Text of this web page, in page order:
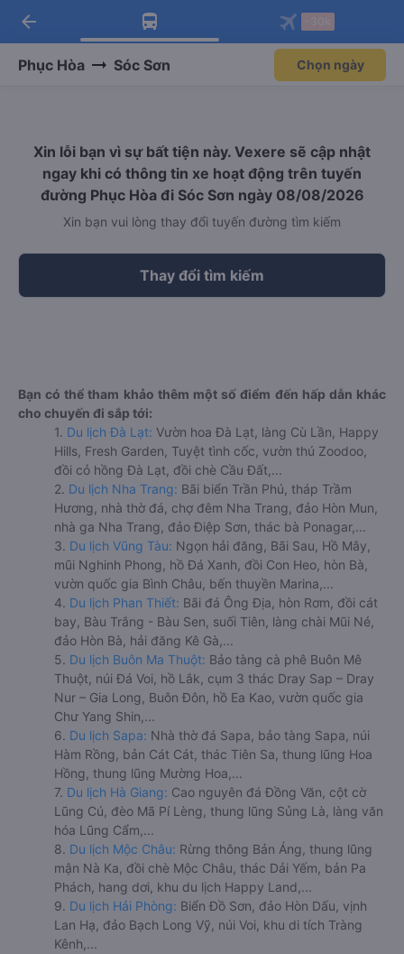
Tải app Vexere ngay!
Nhận ưu đãi thành viên độc
Mở app
Tải app Vexere
-30k/ghế khi đặt vé máy bay qua
Mở app
arrow_back
Phục Hòa Sóc Sơn Chọn ngày
Xin lỗi bạn vì sự bất tiện này. Vexere sẽ cập nhật
ngay khi có thông tin xe hoạt động trên tuyến
đường Phục Hòa đi Sóc Sơn ngày 08/08/2026
Xin bạn vui lòng thay đổi tuyến đường tìm kiếm
Thay đổi tìm kiếm
Bạn có thể tham khảo thêm một số điểm đến hấp dẫn khác
cho chuyến đi sắp tới:
1. Du lịch Đà Lạt: Vườn hoa Đà Lạt, làng Cù Lần, Happy
Hills, Fresh Garden, Tuyệt tình cốc, vườn thú Zoodoo,
đồi cỏ hồng Đà Lạt, đồi chè Cầu Đất,...
2. Du lịch Nha Trang: Bãi biển Trần Phú, tháp Trầm
Hương, nhà thờ đá, chợ đêm Nha Trang, đảo Hòn Mun,
nhà ga Nha Trang, đảo Điệp Sơn, thác bà Ponagar,...
3. Du lịch Vũng Tàu: Ngọn hải đăng, Bãi Sau, Hồ Mây,
mũi Nghinh Phong, hồ Đá Xanh, đồi Con Heo, hòn Bà,
vườn quốc gia Bình Châu, bến thuyền Marina,...
4. Du lịch Phan Thiết: Bãi đá Ông Địa, hòn Rơm, đồi cát
bay, Bàu Trắng - Bàu Sen, suối Tiên, làng chài Mũi Né,
đảo Hòn Bà, hải đăng Kê Gà,...
5. Du lịch Buôn Ma Thuột: Bảo tàng cà phê Buôn Mê
Thuột, núi Đá Voi, hồ Lắk, cụm 3 thác Dray Sap – Dray
Nur – Gia Long, Buôn Đôn, hồ Ea Kao, vườn quốc gia
Chư Yang Shin,...
6. Du lịch Sapa: Nhà thờ đá Sapa, bảo tàng Sapa, núi
Hàm Rồng, bản Cát Cát, thác Tiên Sa, thung lũng Hoa
Hồng, thung lũng Mường Hoa,...
7. Du lịch Hà Giang: Cao nguyên đá Đồng Văn, cột cờ
Lũng Cú, đèo Mã Pí Lèng, thung lũng Sủng Là, làng văn
hóa Lũng Cẩm,...
8. Du lịch Mộc Châu: Rừng thông Bản Áng, thung lũng
mận Nà Ka, đồi chè Mộc Châu, thác Dải Yếm, bản Pa
Phách, hang dơi, khu du lịch Happy Land,...
9. Du lịch Hải Phòng: Biển Đồ Sơn, đảo Hòn Dấu, vịnh
Lan Hạ, đảo Bạch Long Vỹ, núi Voi, khu di tích Tràng
Kênh,...